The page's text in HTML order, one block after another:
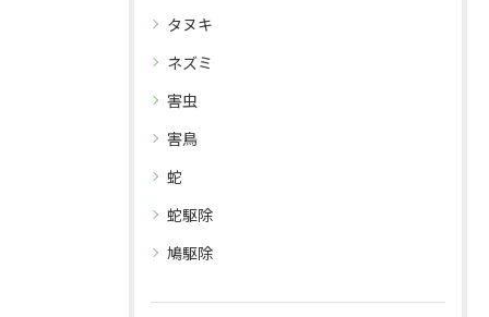
タヌキ
ネズミ
害虫
害鳥
蛇
蛇駆除
鳩駆除